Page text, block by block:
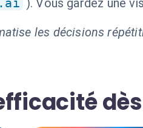
). Vous gardez une
les décisions